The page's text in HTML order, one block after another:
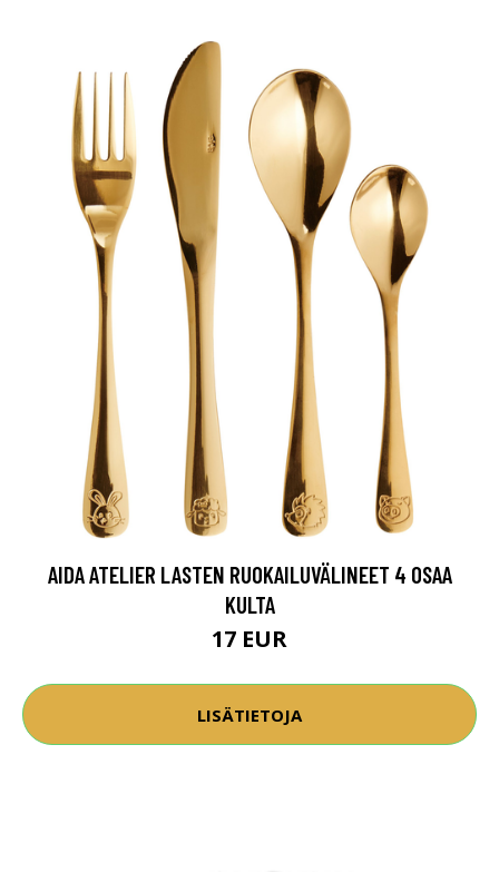
AIDA ATELIER LASTEN RUOKAILUVÄLINEET 4 OSAA
KULTA
17 EUR
LISÄTIETOJA